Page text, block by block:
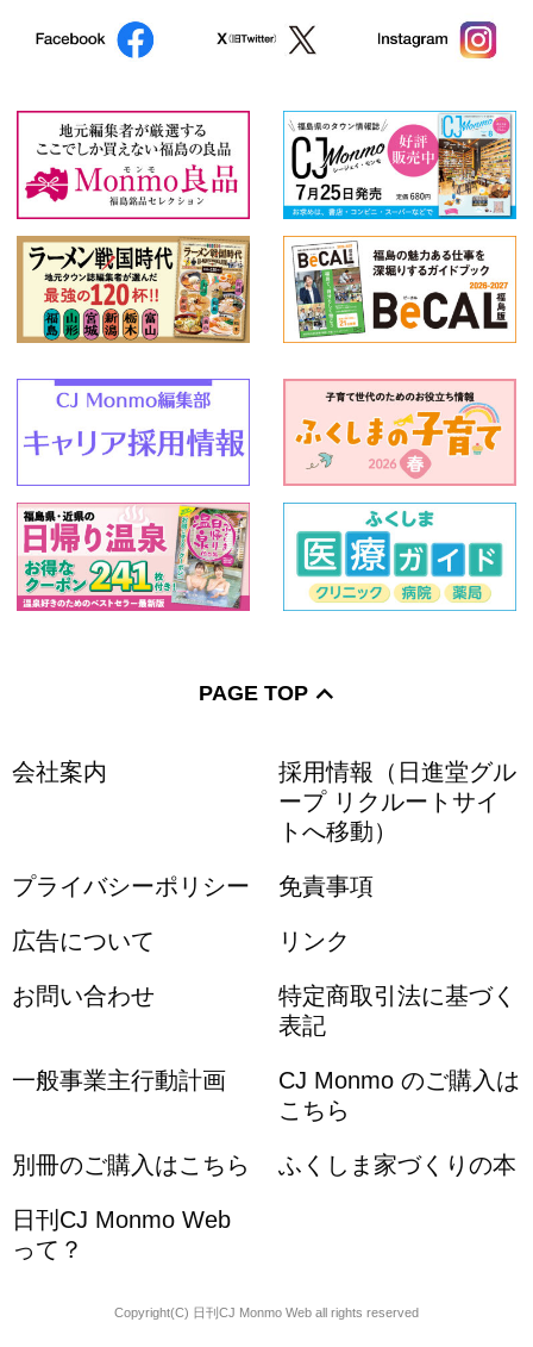
PAGE TOP
会社案内
採用情報（日進堂グル
ープ リクルートサイ
トへ移動）
プライバシーポリシー 免責事項
広告について リンク
お問い合わせ
特定商取引法に基づく
表記
一般事業主行動計画
CJ Monmo のご購入は
こちら
別冊のご購入はこちら ふくしま家づくりの本
日刊CJ Monmo Web
って？
Copyright(C) 日刊CJ Monmo Web all rights reserved